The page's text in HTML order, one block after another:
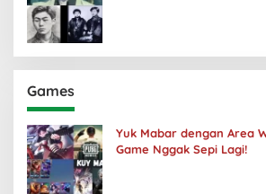
Games
Yuk Mabar dengan Area
Game Nggak Sepi Lagi!